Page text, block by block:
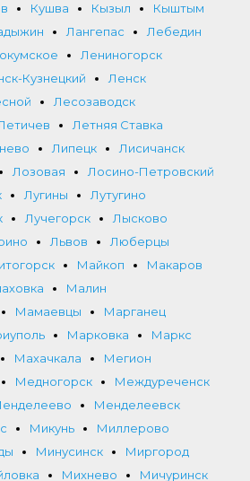
Кушва Кызыл
Кыштым
Лангепас
Лебедин
Лениногорск
Кузнецкий
Ленск
Лесозаводск
Летняя Ставка
Липецк
Лисичанск
Лозовая
Лосино-Петровский
Лугины
Лутугино
Лучегорск
Лысково
Львов
Люберцы
Майкоп
Макаров
Малин
Мамаевцы
Марганец
Марковка
Маркс
Махачкала
Мегион
Медногорск
Междуреченск
Менделеевск
Микунь
Миллерово
Минусинск
Миргород
Михнево
Мичуринск